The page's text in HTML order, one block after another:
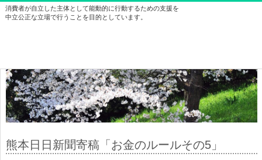
消費者が自立した主体として能動的に行動するための支援を
中立公正な立場で行うことを目的としています。
熊本日日新聞寄稿「お金のルールその5」